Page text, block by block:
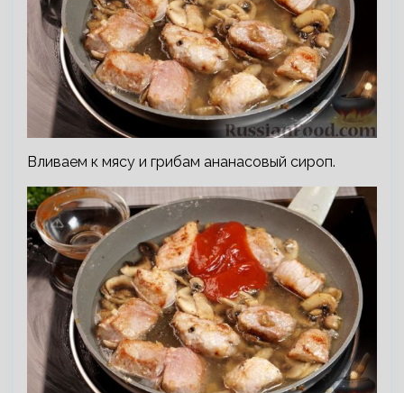
Вливаем к мясу и грибам ананасовый сироп.